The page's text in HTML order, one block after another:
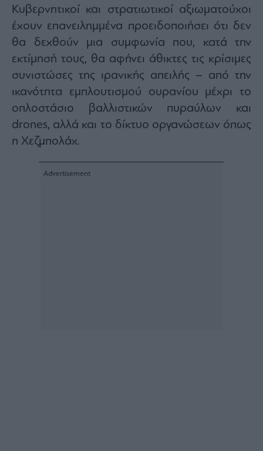
Κυβερνητικοί και στρατιωτικοί αξιωματούχοι
έχουν επανειλημμένα προειδοποιήσει ότι δεν
θα δεχθούν μια συμφωνία που, κατά την
εκτίμησή τους, θα αφήνει άθικτες τις κρίσιμες
συνιστώσες της ιρανικής απειλής – από την
ικανότητα εμπλουτισμού ουρανίου μέχρι το
οπλοστάσιο βαλλιστικών πυραύλων και
drones, αλλά και το δίκτυο οργανώσεων όπως
η Χεζμπολάχ.